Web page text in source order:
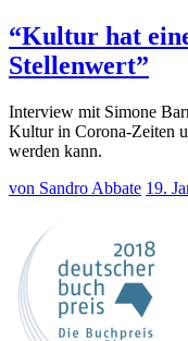
“Kultur hat
Stellenwert”
Interview mit Simone
Kultur in Corona-Zeiten
werden kann.
von Sandro Abbate 19.